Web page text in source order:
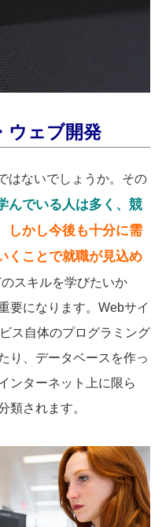
ウェブ開発
はないでしょうか。その
んでいる人は多く、競
しかし今後も十分に需
くことで就職が見込め
スキルを学びたいか
要になります。Webサイ
ス自体のプログラミング
り、データベースを作っ
ンターネット上に限ら
類されます。